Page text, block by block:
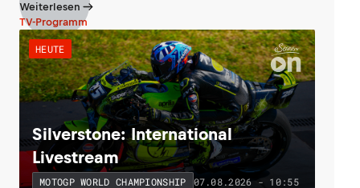
Weiterlesen
TV-Programm
HEUTE
Silverstone: International
Livestream
MOTOGP WORLD CHAMPIONSHIP 07.08.2026 - 10:55